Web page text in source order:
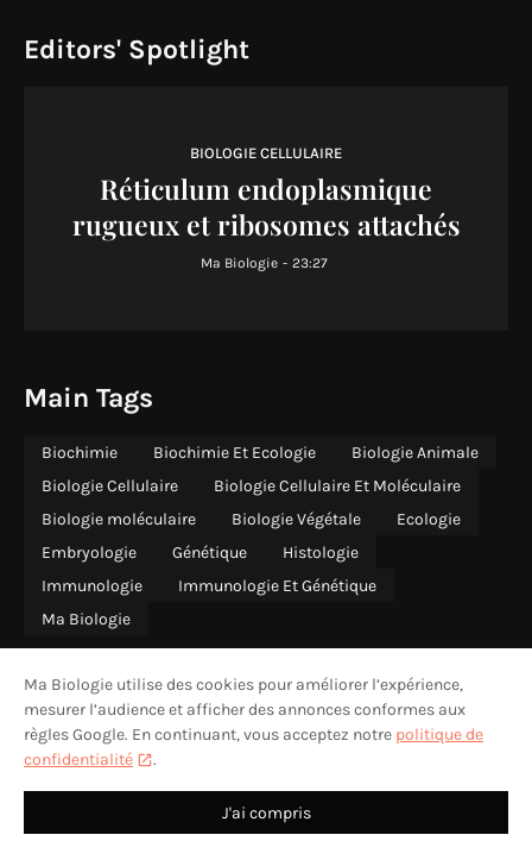
Editors' Spotlight
BIOLOGIE CELLULAIRE
Réticulum endoplasmique
rugueux et ribosomes attachés
Ma Biologie - 23:27
Main Tags
Biochimie Biochimie Et Ecologie
Biologie Animale
Biologie Cellulaire
Biologie Cellulaire Et Moléculaire
Biologie moléculaire
Biologie Végétale
Ecologie
Embryologie
Génétique
Histologie
Immunologie
Immunologie Et Génétique
Ma Biologie
DESIGN BY - MA BIOLOGIE
ACCUEILQUI SOMMES-NOUSCONTACTCONFIDENTIALITÉ
MENTIONS LÉGALES
Ma Biologie utilise des cookies pour améliorer l’expérience,
mesurer l’audience et afficher des annonces conformes aux
règles Google. En continuant, vous acceptez notre politique de
confidentialité
.
J'ai compris